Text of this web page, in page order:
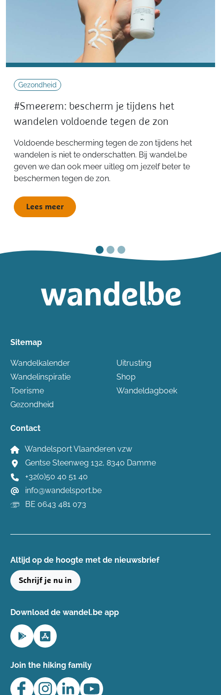
Gezondheid
#Smeerem: bescherm je tijdens het
wandelen voldoende tegen de zon
Voldoende bescherming tegen de zon tijdens het
wandelen is niet te onderschatten. Bij wandel.be
geven we dan ook meer uitleg om jezelf beter te
beschermen tegen de zon.
Lees meer
Sitemap
Wandelkalender
Wandelinspiratie
Toerisme
Gezondheid
Uitrusting
Shop
Wandeldagboek
Contact
Wandelsport Vlaanderen vzw
Gentse Steenweg 132, 8340 Damme
+32(0)50 40 51 40
info@wandelsport.be
BE 0643 481 073
Altijd op de hoogte ​met de nieuwsbrief
Schrijf je nu in
Download de wandel.be app
Join the hiking family